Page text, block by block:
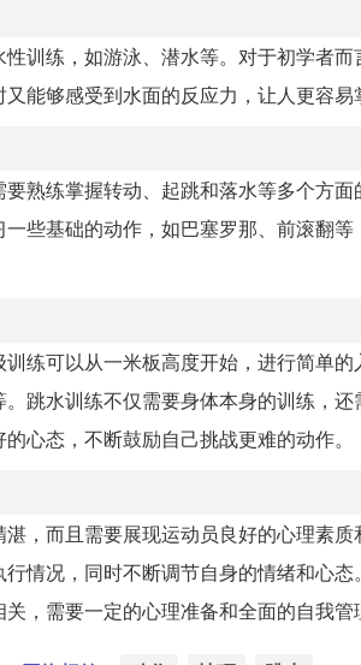
训练，如游泳、潜水等。对于初学者
能够感受到水面的反应力，让人更容易
熟练掌握转动、起跳和落水等多个方
些基础的动作，如巴塞罗那、前滚翻
练可以从一米板高度开始，进行简单
跳水训练不仅需要身体本身的训练，
心态，不断鼓励自己挑战更难的动作。
，而且需要展现运动员良好的心理素
情况，同时不断调节自身的情绪和心
，需要一定的心理准备和全面的自我管